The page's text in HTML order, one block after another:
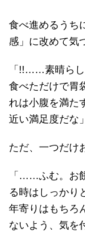
食べ進めるうち
感」に改めて気
「!!……素晴ら
食べただけで胃
れは小腹を満た
近い満足度だな」
ただ、一つだけ
「……ふむ。お
る時はしっかり
年寄りはもちろ
ないよう、気を